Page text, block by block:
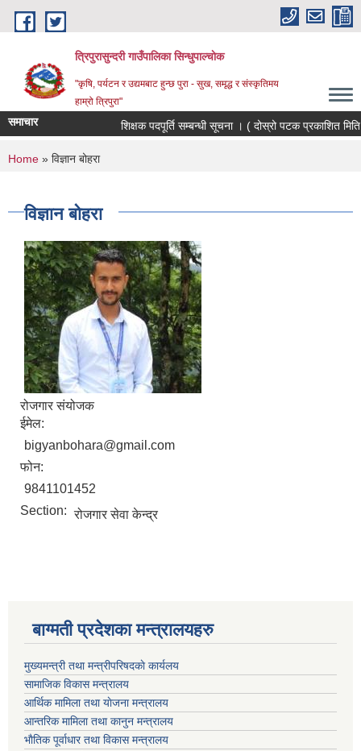
Skip to main content
त्रिपुरासुन्दरी गाउँपालिका सिन्धुपाल्चाेक
"कृषि, पर्यटन र उद्यमबाट हुन्छ पुरा - सुख, समृद्ध र संस्कृतिमय
हाम्रो त्रिपुरा"
समाचार शिक्षक पदपूर्ति सम्बन्धी सूचना । ( दोस्रो पटक प्रकाशित मिति
You are here
Home » विज्ञान बोहरा
विज्ञान बोहरा
रोजगार संयोजक
ईमेल:
bigyanbohara@gmail.com
फोन:
9841101452
Section: रोजगार सेवा केन्द्र
बाग्मती प्रदेशका मन्त्रालयहरु
मुख्यमन्त्री तथा मन्त्रीपरिषदकाे कार्यलय
सामाजिक विकास मन्त्रालय
आर्थिक मामिला तथा याेजना मन्त्रालय
आन्तरिक मामिला तथा कानुन मन्त्रालय
भाैतिक पूर्वाधार तथा विकास मन्त्रालय